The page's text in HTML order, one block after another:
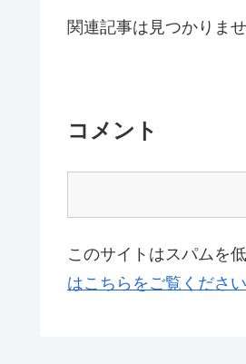
関連記事は見つかりませ
コメント
このサイトはスパムを
はこちらをご覧ください